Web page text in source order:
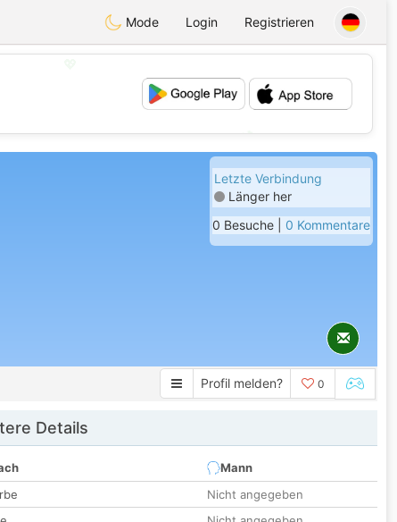
Mode Login Registrieren
💕
Letzte Verbindung
Länger her
0 Besuche | 0 Kommentare
Profil melden? 0
Details
Mann
Nicht angegeben